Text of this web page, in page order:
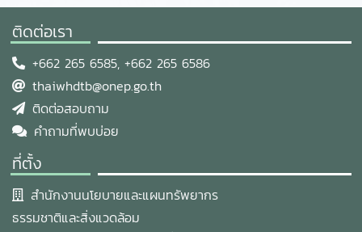
ติดต่อเรา
+662 265 6585, +662 265 6586
thaiwhdtb@onep.go.th
ติดต่อสอบถาม
คำถามที่พบบ่อย
ที่ตั้ง
สำนักงานนโยบายและแผนทรัพยากร
ธรรมชาติและสิ่งแวดล้อม